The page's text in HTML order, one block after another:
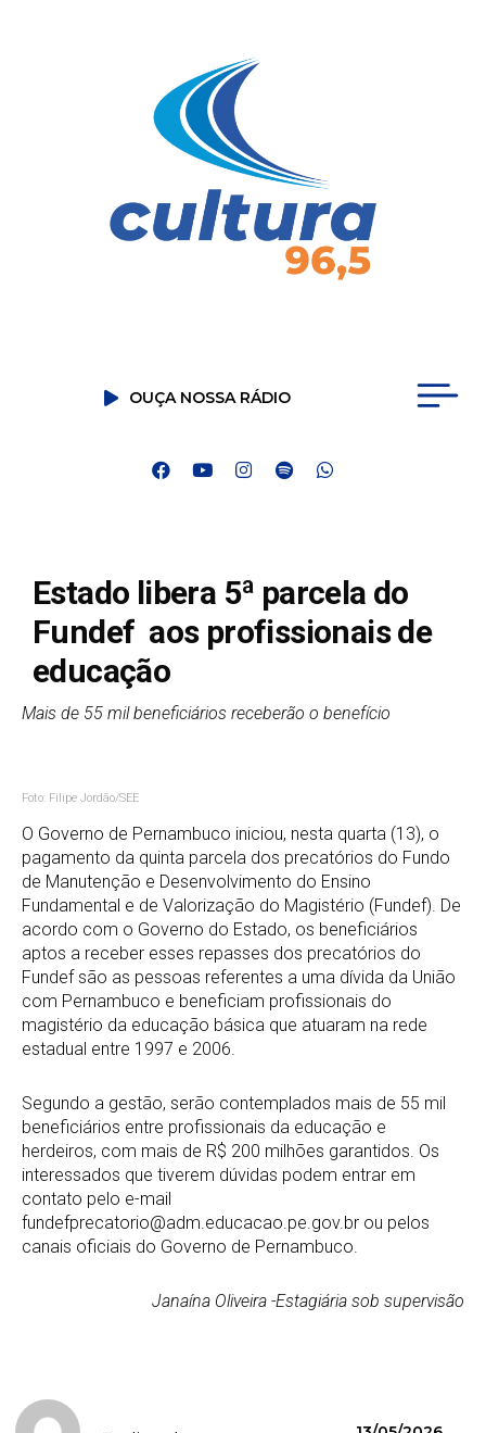
OUÇA NOSSA RÁDIO
Estado libera 5ª parcela do
Fundef aos profissionais de
educação
Mais de 55 mil beneficiários receberão o benefício
Foto: Filipe Jordão/SEE
O Governo de Pernambuco iniciou, nesta quarta (13), o
pagamento da quinta parcela dos precatórios do Fundo
de Manutenção e Desenvolvimento do Ensino
Fundamental e de Valorização do Magistério (Fundef). De
acordo com o Governo do Estado, os beneficiários
aptos a receber esses repasses dos precatórios do
Fundef são as pessoas referentes a uma dívida da União
com Pernambuco e beneficiam profissionais do
magistério da educação básica que atuaram na rede
estadual entre 1997 e 2006.
Segundo a gestão, serão contemplados mais de 55 mil
beneficiários entre profissionais da educação e
herdeiros, com mais de R$ 200 milhões garantidos. Os
interessados que tiverem dúvidas podem entrar em
contato pelo e-mail
fundefprecatorio@adm.educacao.pe.gov.br ou pelos
canais oficiais do Governo de Pernambuco.
Janaína Oliveira -Estagiária sob supervisão